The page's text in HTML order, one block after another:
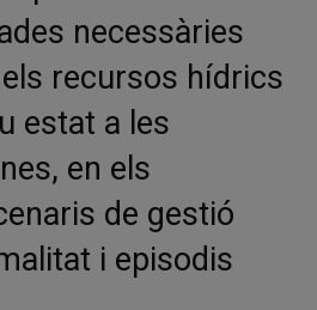
necessàries
recursos hídrics
estat a les
en els
de gestió
i episodis